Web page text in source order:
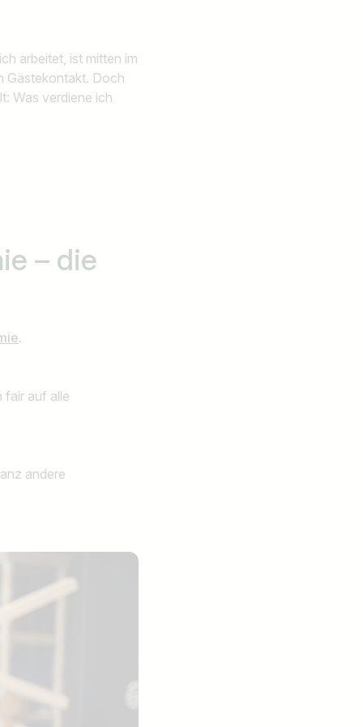
arbeitet, ist mitten im
Gästekontakt. Doch
Was verdiene ich
– die
.
fair auf alle
andere